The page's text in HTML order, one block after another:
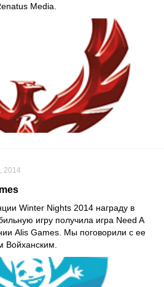
Media.
2014
Winter Nights 2014 награду в
игру получила игра Need A
Alis Games. Мы поговорили с ее
Войханским.